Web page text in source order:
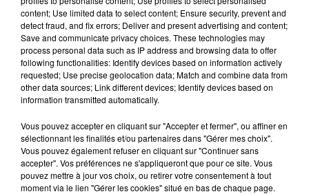
Lecture (4 min 19 sec)
100%
100% Radio les infos du Lot
28 juin 2023 - 4 min 19 sec
LES INFOS DU LOT DU 28/06/2023 À 06H59
content; Use limited data to select content; Ensure security, prevent and
detect fraud, and fix errors; Deliver and present advertising and content;
Save and communicate privacy choices. These technologies may
process personal data such as IP address and browsing data to offer
following functionalities: Identify devices based on information actively
requested; Use precise geolocation data; Match and combine data from
other data sources; Link different devices; Identify devices based on
information transmitted automatically.
Vous pouvez accepter en cliquant sur "Accepter et fermer", ou affiner en
sélectionnant les finalités et/ou partenaires dans "Gérer mes choix".
Vous pouvez également refuser en cliquant sur "Continuer sans
accepter". Vos préférences ne s'appliqueront que pour ce site. Vous
pouvez mettre à jour vos choix, ou retirer votre consentement à tout
moment via le lien "Gérer les cookies" situé en bas de chaque page.